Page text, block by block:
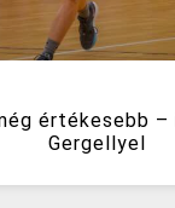
értékesebb –
Gergellyel